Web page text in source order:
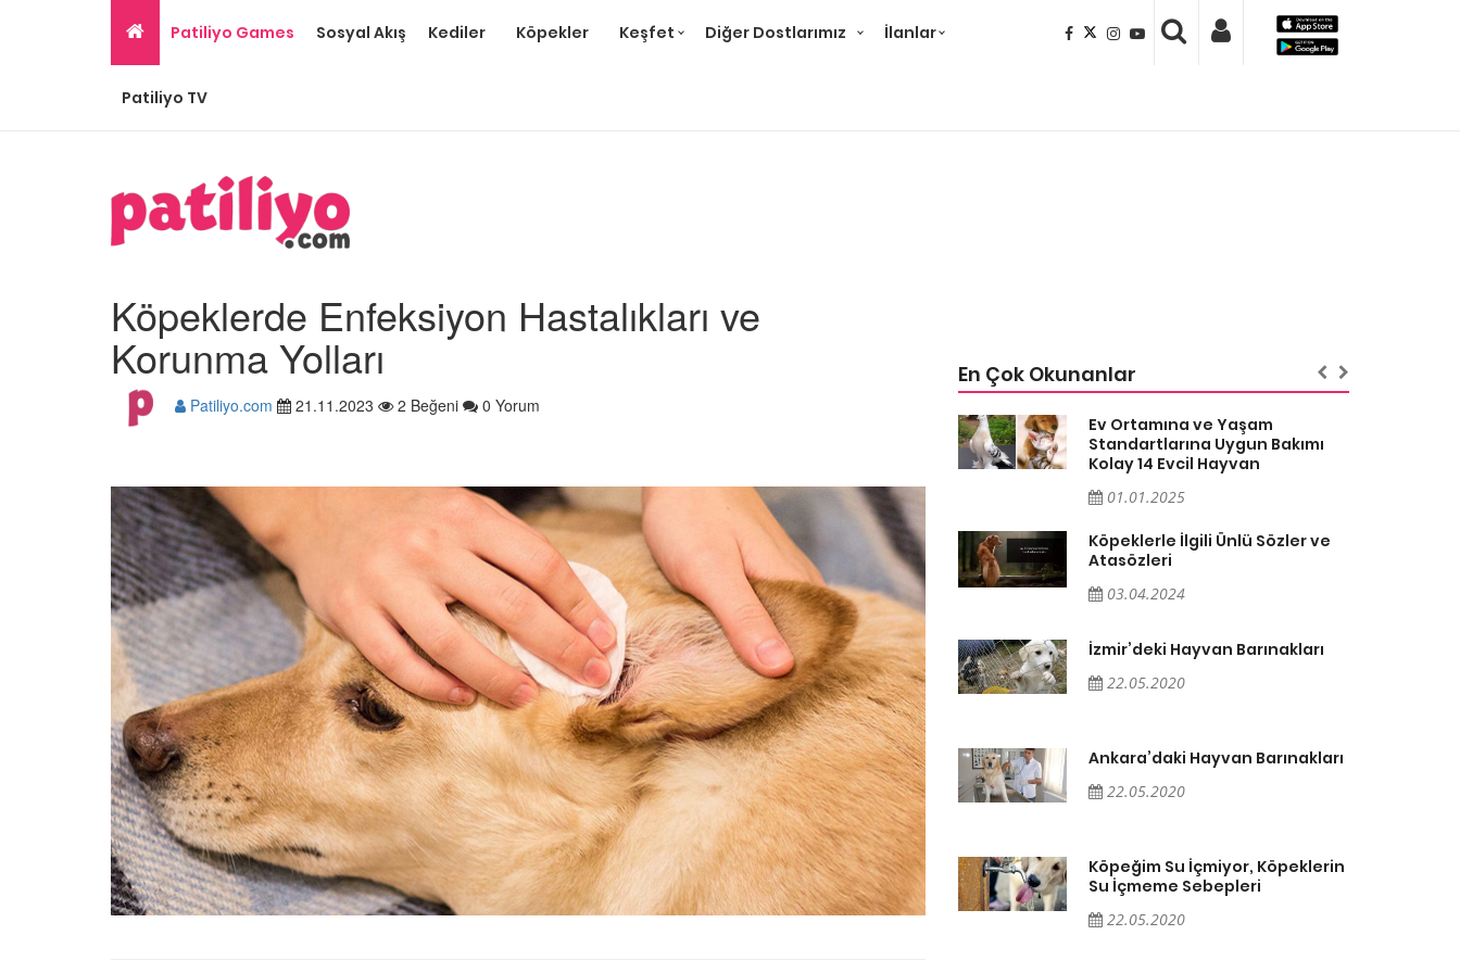
Patiliyo Games Sosyal Akış Kediler Köpekler Keşfet Diğer Dostlarımız İlanlar
Patiliyo TV
Köpeklerde Enfeksiyon Hastalıkları ve
Korunma Yolları
Patiliyo.com 21.11.2023 2 Beğeni 0 Yorum
En Çok Okunanlar
Köpeklerle İlgili Ünlü Sözler ve
İzmir’deki Hayvan Barınakları
22.05.2020
Ankara’daki Hayvan Barınakları
22.05.2020
Köpeğim Su İçmiyor, Köpeklerin
Su İçmeme Sebepleri
22.05.2020
01.01.2025
Köpeklerle İlgili Ünlü Sözler ve
Atasözleri
03.04.2024
İzmir’deki Hayvan Barınakları
22.05.2020
Ankara’daki Hayvan Barınakları
22.05.2020
Köpeğim Su İçmiyor, Köpeklerin
Su İçmeme Sebepleri
22.05.2020
Ev Ortamına ve Yaşam
Standartlarına Uygun Bakımı
Kolay 14 Evcil Hayvan
01.01.2025
Köpeklerle İlgili Ünlü Sözler ve
Atasözleri
03.04.2024
İzmir’deki Hayvan Barınakları
22.05.2020
Ankara’daki Hayvan Barınakları
22.05.2020
Köpeğim Su İçmiyor, Köpeklerin
Su İçmeme Sebepleri
22.05.2020